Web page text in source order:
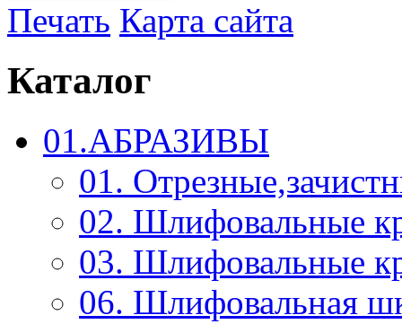
Печать Карта сайта
Каталог
01.АБРАЗИВЫ
01.
02. Шлифовальные
03. Шлифовальные
06. Шлифовальная